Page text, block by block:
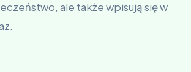
ale także wpisują się w